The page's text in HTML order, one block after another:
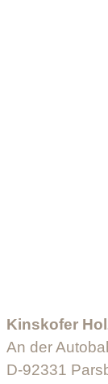
Kinskofer
An der
D-92331